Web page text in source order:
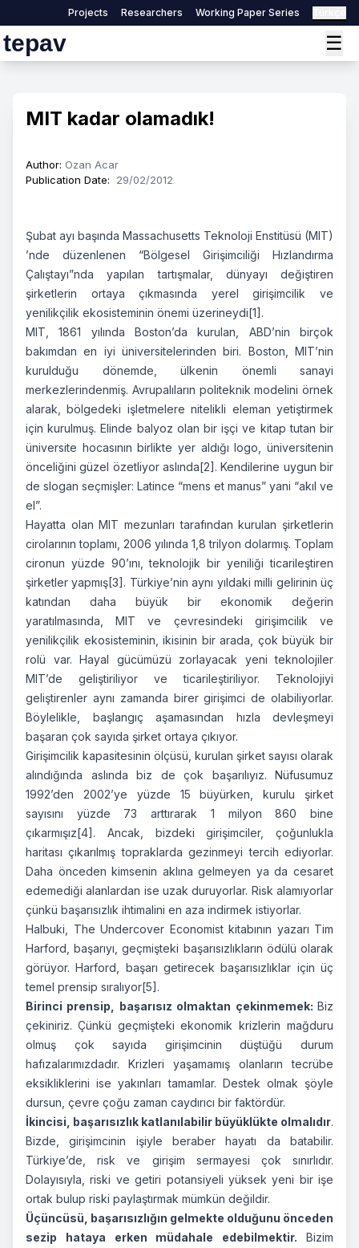
Projects Researchers Working Paper Series
tepav ☰
MIT kadar olamadık!
Author: Ozan Acar
Publication Date: 29/02/2012
Şubat ayı başında Massachusetts Teknoloji Enstitüsü (MIT)
’nde düzenlenen “Bölgesel Girişimciliği Hızlandırma
Çalıştayı”nda yapılan tartışmalar, dünyayı değiştiren
şirketlerin ortaya çıkmasında yerel girişimcilik ve
yenilikçilik ekosisteminin önemi üzerineydi[1] .
MIT, 1861 yılında Boston’da kurulan, ABD’nin birçok
bakımdan en iyi üniversitelerinden biri. Boston, MIT’nin
kurulduğu dönemde, ülkenin önemli sanayi
merkezlerindenmiş. Avrupalıların politeknik modelini örnek
alarak, bölgedeki işletmelere nitelikli eleman yetiştirmek
için kurulmuş. Elinde balyoz olan bir işçi ve kitap tutan bir
üniversite hocasının birlikte yer aldığı logo, üniversitenin
önceliğini güzel özetliyor aslında[2] . Kendilerine uygun bir
de slogan seçmişler: Latince “mens et manus” yani “akıl ve
el”.
Hayatta olan MIT mezunları tarafından kurulan şirketlerin
cirolarının toplamı, 2006 yılında 1,8 trilyon dolarmış. Toplam
cironun yüzde 90’ını, teknolojik bir yeniliği ticarileştiren
şirketler yapmış[3] . Türkiye’nin aynı yıldaki milli gelirinin üç
katından daha büyük bir ekonomik değerin
yaratılmasında, MIT ve çevresindeki girişimcilik ve
yenilikçilik ekosisteminin, ikisinin bir arada, çok büyük bir
rolü var. Hayal gücümüzü zorlayacak yeni teknolojiler
MIT’de geliştiriliyor ve ticarileştiriliyor. Teknolojiyi
geliştirenler aynı zamanda birer girişimci de olabiliyorlar.
Böylelikle, başlangıç aşamasından hızla devleşmeyi
başaran çok sayıda şirket ortaya çıkıyor.
Girişimcilik kapasitesinin ölçüsü, kurulan şirket sayısı olarak
alındığında aslında biz de çok başarılıyız. Nüfusumuz
1992’den 2002’ye yüzde 15 büyürken, kurulu şirket
sayısını yüzde 73 arttırarak 1 milyon 860 bine
çıkarmışız[4] . Ancak, bizdeki girişimciler, çoğunlukla
haritası çıkarılmış topraklarda gezinmeyi tercih ediyorlar.
Daha önceden kimsenin aklına gelmeyen ya da cesaret
edemediği alanlardan ise uzak duruyorlar. Risk alamıyorlar
çünkü başarısızlık ihtimalini en aza indirmek istiyorlar.
Halbuki, The Undercover Economist kitabının yazarı Tim
Harford, başarıyı, geçmişteki başarısızlıkların ödülü olarak
görüyor. Harford, başarı getirecek başarısızlıklar için üç
temel prensip sıralıyor[5] .
Birinci prensip, başarısız olmaktan çekinmemek: Biz
çekiniriz. Çünkü geçmişteki ekonomik krizlerin mağduru
olmuş çok sayıda girişimcinin düştüğü durum
hafızalarımızdadır. Krizleri yaşamamış olanların tecrübe
eksikliklerini ise yakınları tamamlar. Destek olmak şöyle
dursun, çevre çoğu zaman caydırıcı bir faktördür.
İkincisi, başarısızlık katlanılabilir büyüklükte olmalıdır.
Bizde, girişimcinin işiyle beraber hayatı da batabilir.
Türkiye’de, risk ve girişim sermayesi çok sınırlıdır.
Dolayısıyla, riski ve getiri potansiyeli yüksek yeni bir işe
ortak bulup riski paylaştırmak mümkün değildir.
Üçüncüsü, başarısızlığın gelmekte olduğunu önceden
sezip hataya erken müdahale edebilmektir. Bizim